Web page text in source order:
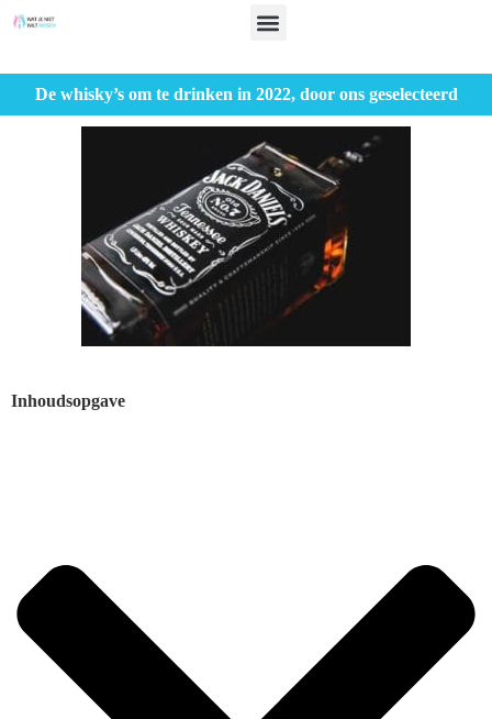
De whisky’s om te drinken in 2022, door ons geselecteerd
Inhoudsopgave